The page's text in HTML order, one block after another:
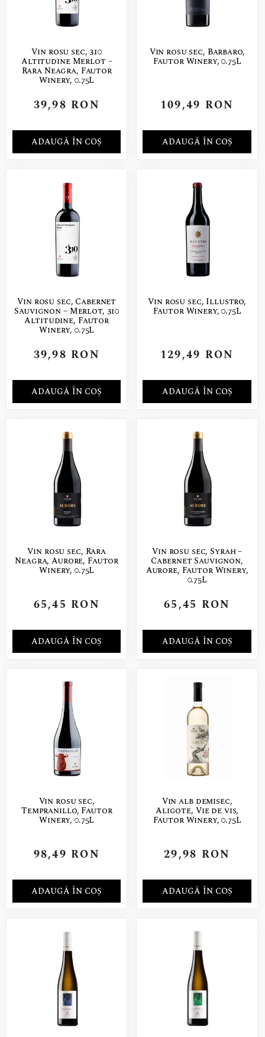
Vin rosu sec, 310
Altitudine Merlot –
Rara Neagra, Fautor
Winery, 0.75L
39,98 RON
ADAUGĂ ÎN COȘ
Vin rosu sec, Barbaro,
Fautor Winery, 0.75L
109,49 RON
ADAUGĂ ÎN COȘ
Vin rosu sec, Cabernet
Sauvignon – Merlot, 310
Altitudine, Fautor
Winery, 0.75L
39,98 RON
ADAUGĂ ÎN COȘ
Vin rosu sec, Illustro,
Fautor Winery, 0.75L
129,49 RON
ADAUGĂ ÎN COȘ
Vin rosu sec, Rara
Neagra, Aurore, Fautor
Winery, 0.75L
65,45 RON
ADAUGĂ ÎN COȘ
Vin rosu sec, Syrah –
Cabernet Sauvignon,
Aurore, Fautor Winery,
0.75L
65,45 RON
ADAUGĂ ÎN COȘ
Vin rosu sec,
Tempranillo, Fautor
Winery, 0.75L
98,49 RON
ADAUGĂ ÎN COȘ
Vin alb demisec,
Aligote, Vie de vis,
Fautor Winery, 0.75L
29,98 RON
ADAUGĂ ÎN COȘ